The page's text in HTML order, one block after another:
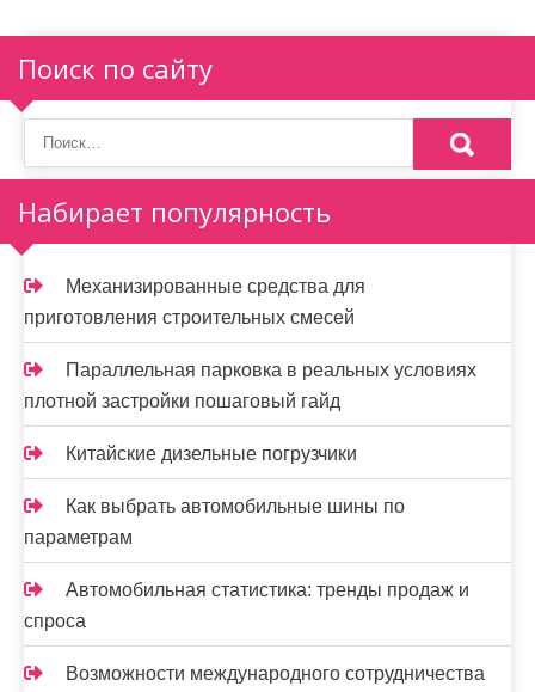
я
п
о
з
а
п
и
с
я
м
Поиск по сайту
Набирает популярность
Механизированные средства для
приготовления строительных смесей
Параллельная парковка в реальных условиях
плотной застройки пошаговый гайд
Китайские дизельные погрузчики
Как выбрать автомобильные шины по
параметрам
Автомобильная статистика: тренды продаж и
спроса
Возможности международного сотрудничества